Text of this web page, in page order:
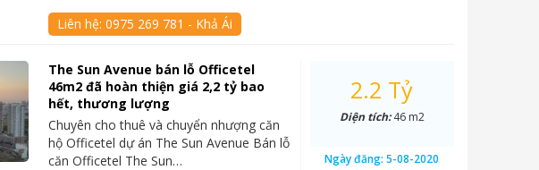
Liên hệ:0975 269 781 - Khả Ái
The Sun Avenue bán lỗ Officetel
46m2 đã hoàn thiện giá 2,2 tỷ bao
hết, thương lượng
Chuyên cho thuê và chuyển nhượng căn
hộ Officetel dự án The Sun Avenue Bán lỗ
căn Officetel The Sun…
2.2 Tỷ
Diện tích:46 m2
Ngày đăng:5-08-2020